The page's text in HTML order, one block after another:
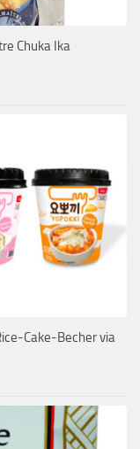
Chuka Ika
Cake-Becher via